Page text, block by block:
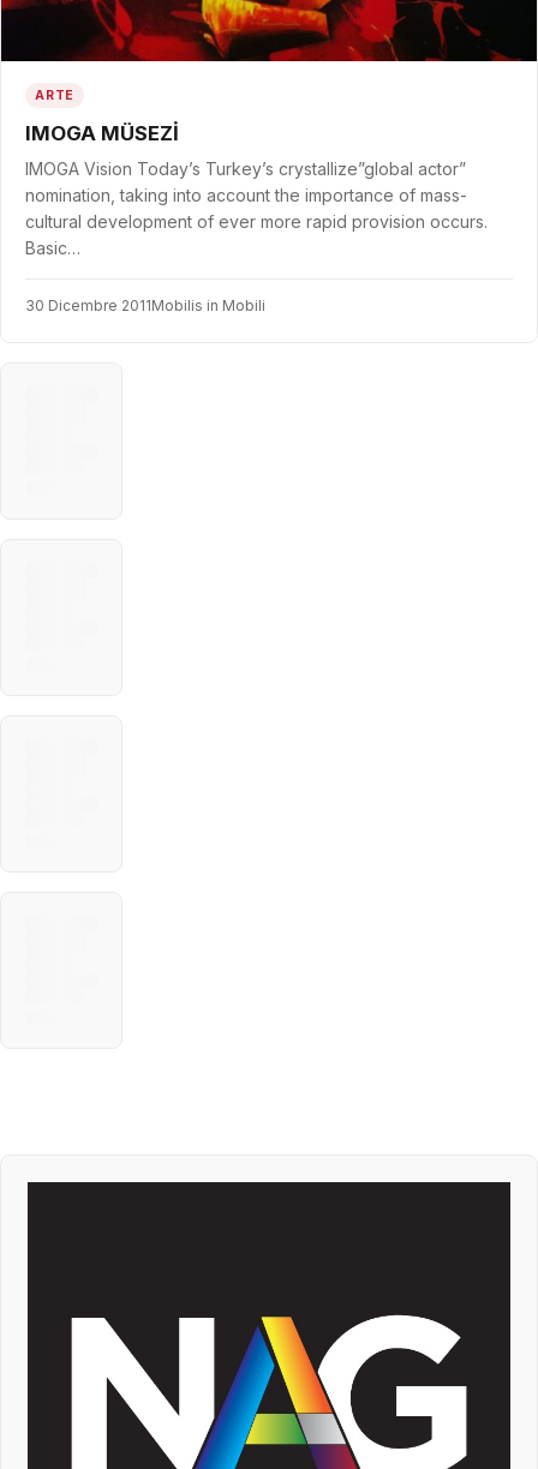
ARTE
IMOGA MÜSEZİ
IMOGA Vision Today’s Turkey’s crystallize”global actor”
nomination, taking into account the importance of mass-
cultural development of ever more rapid provision occurs.
Basic…
30 Dicembre 2011Mobilis in Mobili